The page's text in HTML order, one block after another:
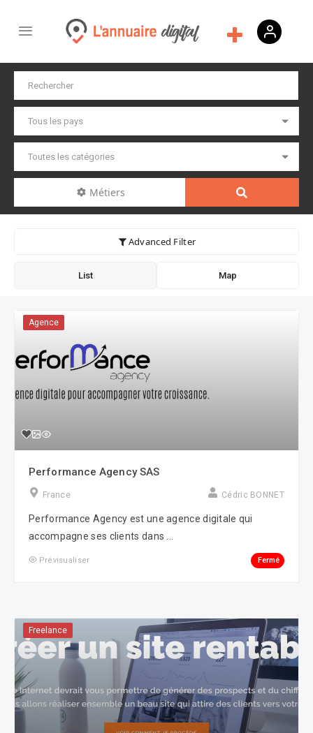
Métiers
Advanced Filter
List Map
Agence
Performance Agency SAS
France Cédric BONNET
Performance Agency est une agence digitale qui
accompagne ses clients dans ...
Prévisualiser Fermé
Freelance